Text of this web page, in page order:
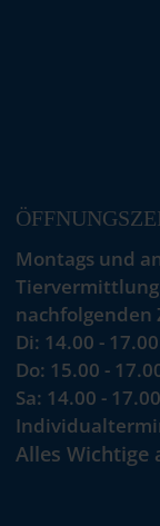
Montags und
nachfolgenden
Di: 14.00 -
Do: 15.00 -
Sa: 14.00 -
Alles Wichtige